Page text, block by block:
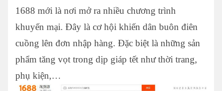
1688 mới là nơi mở ra nhiều chương trình
khuyến mại. Đây là cơ hội khiến dân buôn điên
cuồng lên đơn nhập hàng. Đặc biệt là những sản
phẩm tăng vọt trong dịp giáp tết như thời trang,
phụ kiện,…